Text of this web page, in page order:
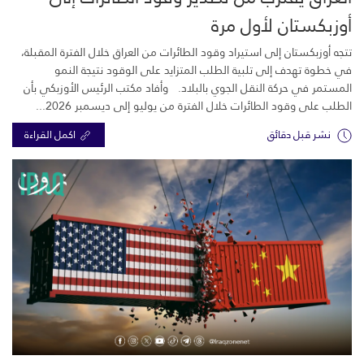
أوزبكستان لأول مرة
تتجه أوزبكستان إلى استيراد وقود الطائرات من العراق خلال الفترة المقبلة،
في خطوة تهدف إلى تلبية الطلب المتزايد على الوقود نتيجة النمو
المستمر في حركة النقل الجوي بالبلاد. وأفاد مكتب الرئيس الأوزبكي بأن
الطلب على وقود الطائرات خلال الفترة من يوليو إلى ديسمبر 2026...
نشر قبل دقائق اكمل القراءة